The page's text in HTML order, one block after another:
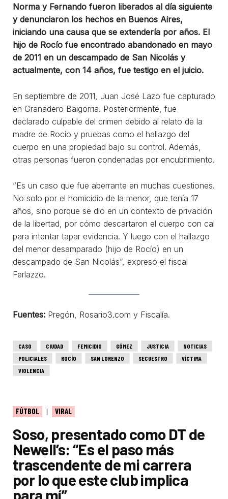
Norma y Fernando fueron liberados al día siguiente
y denunciaron los hechos en Buenos Aires,
iniciando una causa que se extendería por años. El
hijo de Rocío fue encontrado abandonado en mayo
de 2011 en un descampado de San Nicolás y
actualmente, con 14 años, fue testigo en el juicio.
En septiembre de 2011, Juan José Lazo fue capturado
en Granadero Baigorria. Posteriormente, fue
declarado culpable del crimen debido al relato de la
madre de Rocío y pruebas como el hallazgo del
cuerpo en una propiedad bajo su control. Además,
otras personas fueron condenadas por encubrimiento.
“Es un caso que fue aberrante en muchas cuestiones.
No solo por el homicidio de la menor, que tenía 17
años, sino porque se dio en un contexto de privación
de la libertad, por cómo descartaron el cuerpo con cal
para intentar tapar evidencia. Y luego con el hallazgo
del menor desamparado (hijo de Rocío) en un
descampado de San Nicolás”, expresó el fiscal
Ferlazzo.
Fuentes: Pregón, Rosario3.com y Fiscalía.
CASO CIUDAD FEMICIDIO GÓMEZ JUSTICIA
NOTICIAS
POLICIALES
ROCÍO SAN LORENZO SECUESTRO
VÍCTIMA
VIOLENCIA